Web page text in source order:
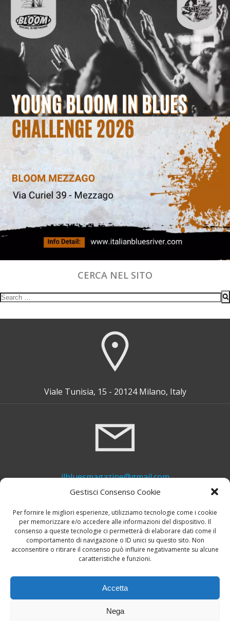
Gestisci Consenso Cookie
Per fornire le migliori esperienze, utilizziamo tecnologie come i cookie
per memorizzare e/o accedere alle informazioni del dispositivo. Il
consenso a queste tecnologie ci permetterà di elaborare dati come il
comportamento di navigazione o ID unici su questo sito. Non
acconsentire o ritirare il consenso può influire negativamente su alcune
caratteristiche e funzioni.
Accetta
Nega
CERCA NEL SITO
Search
Viale Tunisia, 15 - 20124 Milano, Italy
ilbluesmagazine@gmail.com
+39 339 748 6635